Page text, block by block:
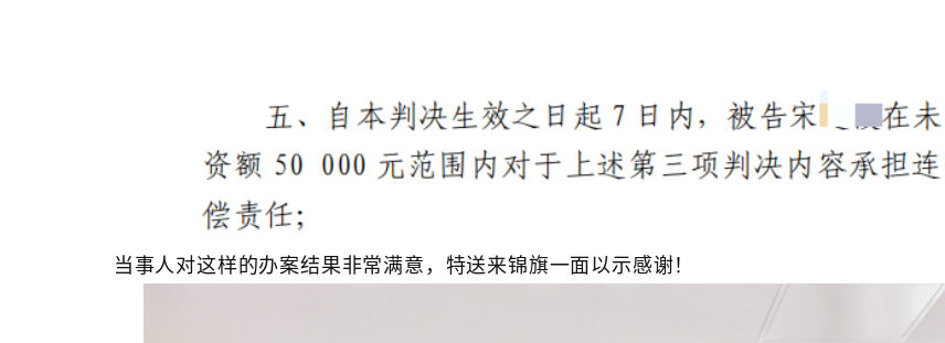
当事人对这样的办案结果非常满意，特送来锦旗一面以示感谢！